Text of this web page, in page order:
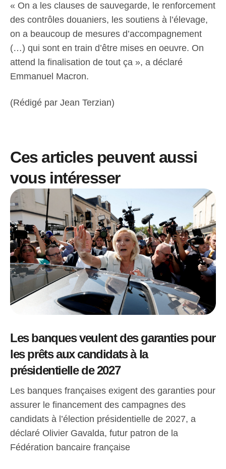
« On a les clauses de sauvegarde, le renforcement
des contrôles douaniers, les soutiens à l’élevage,
on a beaucoup de mesures d’accompagnement
(…) qui sont en train d’être mises en oeuvre. On
attend la finalisation de tout ça », a déclaré
Emmanuel Macron.
(Rédigé par Jean Terzian)
Ces articles peuvent aussi
vous intéresser
Les banques veulent des garanties pour
les prêts aux candidats à la
présidentielle de 2027
Les banques françaises exigent des garanties pour
assurer le financement des campagnes des
candidats à l’élection présidentielle de 2027, a
déclaré Olivier Gavalda, futur patron de la
Fédération bancaire française